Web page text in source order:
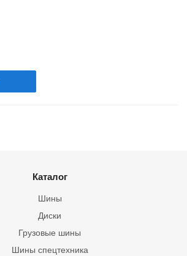
Каталог
Шины
Грузовые шины
Шины спецтехника
Диски